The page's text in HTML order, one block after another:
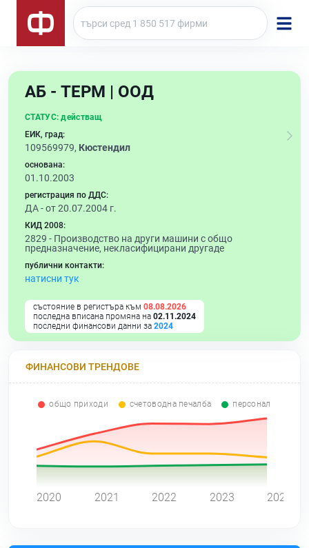
АБ - ТЕРМ | ООД
СТАТУС: действащ
ЕИК, град:
109569979, Кюстендил
основана:
01.10.2003
регистрация по ДДС:
ДА - от 20.07.2004 г.
КИД 2008:
2829 - Производство на други машини с общо
предназначение, некласифицирани другаде
публични контакти:
натисни тук
състояние в регистъра към 08.08.2026
последна вписана промяна на 02.11.2024
последни финансови данни за 2024
ФИНАНСОВИ ТРЕНДОВЕ
общо приходи счетоводна печалба персонал
2020 2021 2022 2023 2024